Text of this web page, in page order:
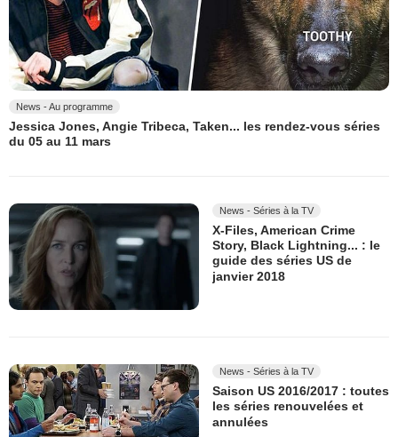
News - Au programme
Jessica Jones, Angie Tribeca, Taken... les rendez-vous séries
du 05 au 11 mars
News - Séries à la TV
X-Files, American Crime
Story, Black Lightning... : le
guide des séries US de
janvier 2018
News - Séries à la TV
Saison US 2016/2017 : toutes
les séries renouvelées et
annulées